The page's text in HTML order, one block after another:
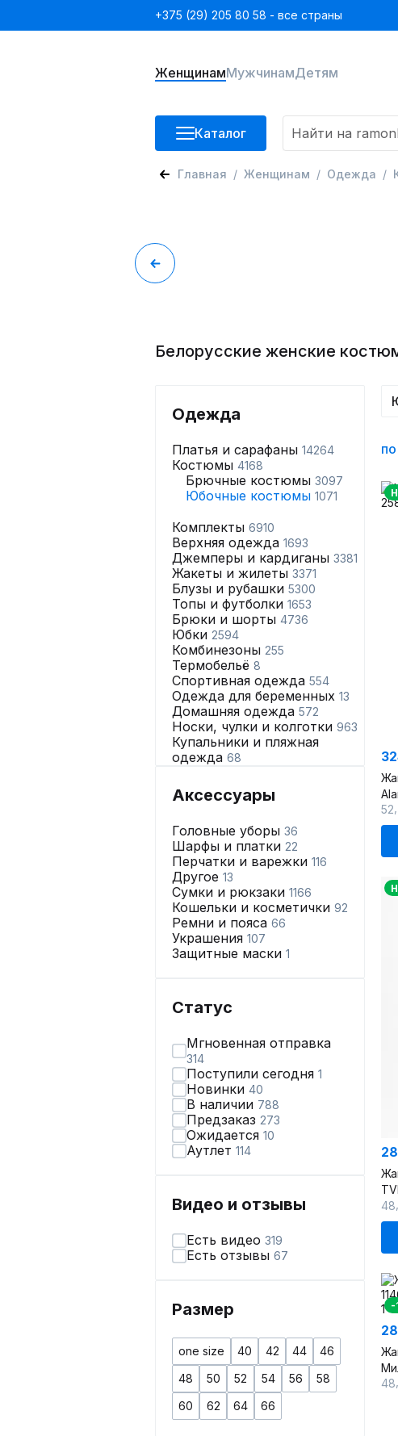
+375 (29) 205 80 58 - все страны
ЖенщинамМужчинамДетям
Каталог
Главная Женщинам Одежда
Белорусские женские
Одежда
Платья и сарафаны 14264
Костюмы 4168
Брючные костюмы 3097
Юбочные костюмы 1071
Комплекты 6910
Верхняя одежда 1693
Джемперы и кардиганы 3381
Жакеты и жилеты 3371
Блузы и рубашки 5300
Топы и футболки 1653
Брюки и шорты 4736
Юбки 2594
Комбинезоны 255
Термобельё 8
Спортивная одежда 554
Одежда для беременных 13
Домашняя одежда 572
Носки, чулки и колготки 963
Купальники и пляжная
одежда 68
Аксессуары
Головные уборы 36
Шарфы и платки 22
Перчатки и варежки 116
Другое 13
Сумки и рюкзаки 1166
Кошельки и косметички 92
Ремни и пояса 66
Украшения 107
Защитные маски 1
Статус
Мгновенная отправка
314
Поступили сегодня 1
Новинки 40
В наличии 788
Предзаказ 273
Ожидается 10
Аутлет 114
Видео и отзывы
Есть видео 319
Есть отзывы 67
Размер
one size 40 42 44
46
48
50 52 54 56
58
60
62 64 66
52
48
-
48